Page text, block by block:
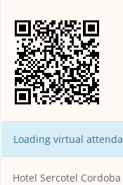
Loading virtual
Hotel Sercotel